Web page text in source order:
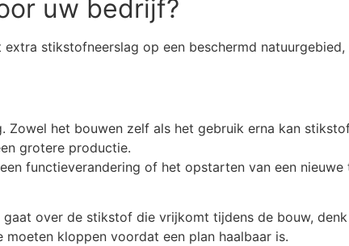
uw bedrijf?
stikstofneerslag op een beschermd
Zowel het bouwen zelf als het gebruik erna kan
grotere productie.
functieverandering of het opstarten van een nieuwe
over de stikstof die vrijkomt tijdens de bouw,
kloppen voordat een plan haalbaar is.